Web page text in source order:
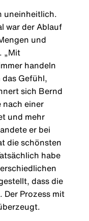
uneinheitlich.
war der Ablauf
und
„Mit
handeln
Gefühl,
sich Bernd
nach einer
und mehr
er bei
die schönsten
habe
dass die
Prozess mit